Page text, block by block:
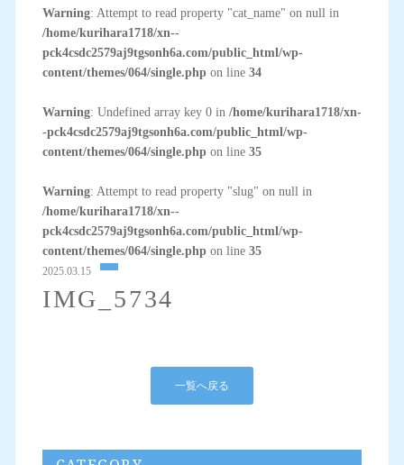
Warning: Attempt to read property "cat_name" on null in
/home/kurihara1718/xn--
pck4csdc2579aj9tgsonh6a.com/public_html/wp-
content/themes/064/single.phpon line 34
Warning: Undefined array key 0 in /home/kurihara1718/xn-
-pck4csdc2579aj9tgsonh6a.com/public_html/wp-
content/themes/064/single.phpon line 35
Warning: Attempt to read property "slug" on null in
/home/kurihara1718/xn--
pck4csdc2579aj9tgsonh6a.com/public_html/wp-
content/themes/064/single.phpon line 35
2025.03.15
IMG_5734
一覧へ戻る